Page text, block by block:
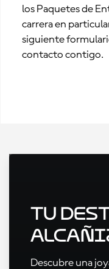
los Paquetes de
carrera en
siguiente
contacto contigo.
Tu
Descubre una